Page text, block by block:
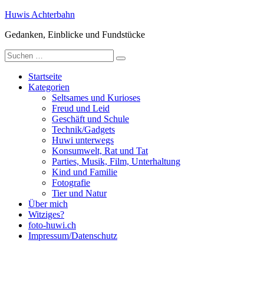
Zum
springen
Huwis Achterbahn
Gedanken, Einblicke und Fundstücke
Suche
nach:
Startseite
Kategorien
Seltsames und Kurioses
Freud und Leid
Geschäft und Schule
Technik/Gadgets
Huwi unterwegs
Konsumwelt, Rat und Tat
Parties, Musik, Film, Unterhaltung
Kind und Familie
Fotografie
Tier und Natur
Über mich
Witziges?
foto-huwi.ch
Impressum/Datenschutz